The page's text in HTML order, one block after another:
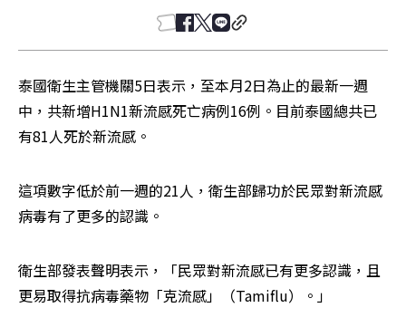
泰國衛生主管機關5日表示，至本月2日為止的最新一週
中，共新增H1N1新流感死亡病例16例。目前泰國總共已
有81人死於新流感。
這項數字低於前一週的21人，衛生部歸功於民眾對新流感
病毒有了更多的認識。
衛生部發表聲明表示，「民眾對新流感已有更多認識，且
更易取得抗病毒藥物「克流感」（Tamiflu）。」